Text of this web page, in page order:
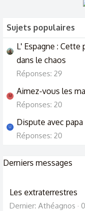
Sujets populaires
L' Espagne : Cette
dans le chaos
Réponses: 29
M Aimez-vous les
Réponses: 20
U Dispute avec papa
Réponses: 20
Derniers messages
Les extraterrestres
Dernier: Athéagnos